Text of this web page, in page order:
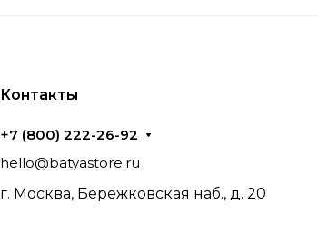
Контакты
+7 (800) 222-26-92
hello@batyastore.ru
г. Москва, Бережковская наб., д. 20